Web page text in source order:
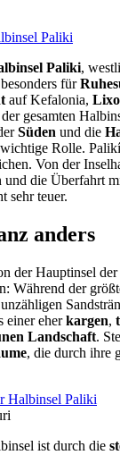
Paliki,
für
auf Kefalonia,
gesamten
Süden und die
Rolle.
Von der
die Überfahrt
sehr teuer.
anders
der Hauptinsel
Während der
einer eherkargen,
Landschaft.
, die durch ihre
ist durch die